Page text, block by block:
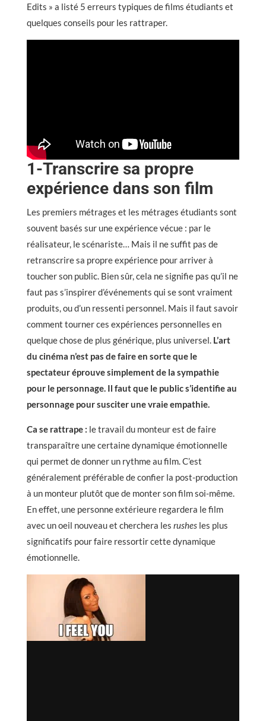
Edits » a listé 5 erreurs typiques de films étudiants et
quelques conseils pour les rattraper.
1-Transcrire sa propre
expérience dans son film
Les premiers métrages et les métrages étudiants sont
souvent basés sur une expérience vécue : par le
réalisateur, le scénariste… Mais il ne suffit pas de
retranscrire sa propre expérience pour arriver à
toucher son public. Bien sûr, cela ne signifie pas qu’il ne
faut pas s’inspirer d’événements qui se sont vraiment
produits, ou d’un ressenti personnel. Mais il faut savoir
comment tourner ces expériences personnelles en
quelque chose de plus générique, plus universel. L’art
du cinéma n’est pas de faire en sorte que le
spectateur éprouve simplement de la sympathie
pour le personnage. Il faut que le public s’identifie au
personnage pour susciter une vraie empathie.
Ca se rattrape : le travail du monteur est de faire
transparaître une certaine dynamique émotionnelle
qui permet de donner un rythme au film. C’est
généralement préférable de confier la post-production
à un monteur plutôt que de monter son film soi-même.
En effet, une personne extérieure regardera le film
avec un oeil nouveau et cherchera les rushesles plus
significatifs pour faire ressortir cette dynamique
émotionnelle.